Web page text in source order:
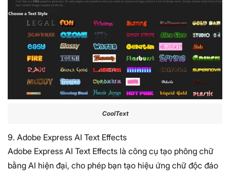
CoolText
9. Adobe Express AI Text Effects
Adobe Express AI Text Effects là công cụ tạo phông chữ
bằng AI hiện đại, cho phép bạn tạo hiệu ứng chữ độc đáo